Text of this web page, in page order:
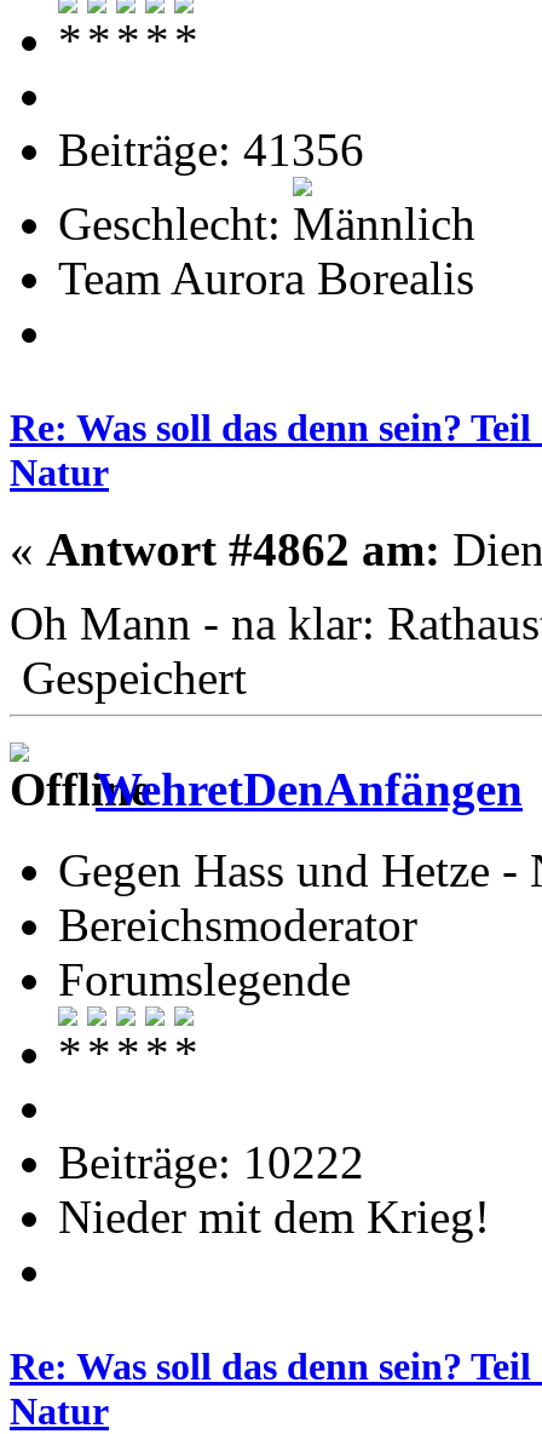
Beiträge: 41356
Geschlecht:
Team Aurora Borealis
Re: Was soll das denn sein?
Natur
« Antwort #4862 am:
Oh Mann - na klar:
Gespeichert
WehretDenAnfängen
Gegen Hass und Hetze
Bereichsmoderator
Forumslegende
Beiträge: 10222
Nieder mit dem Krieg!
Re: Was soll das denn sein?
Natur